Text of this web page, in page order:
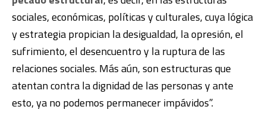
sociales, económicas, políticas y culturales, cuya lógica
y estrategia propician la desigualdad, la opresión, el
sufrimiento, el desencuentro y la ruptura de las
relaciones sociales. Más aún, son estructuras que
atentan contra la dignidad de las personas y ante
esto, ya no podemos permanecer impávidos”.